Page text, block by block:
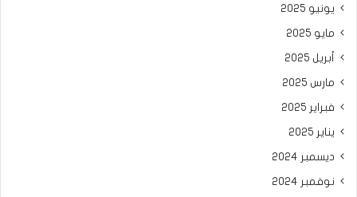
يونيو 2025
مايو 2025
أبريل 2025
مارس 2025
فبراير 2025
يناير 2025
ديسمبر 2024
نوفمبر 2024